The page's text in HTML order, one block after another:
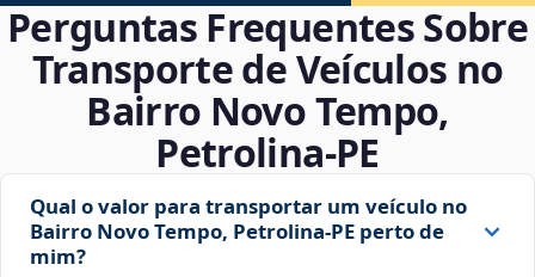
Perguntas Frequentes Sobre
Transporte de Veículos no
Bairro Novo Tempo,
Petrolina‑PE
Qual o valor para transportar um veículo no
Bairro Novo Tempo, Petrolina‑PE perto de
mim?